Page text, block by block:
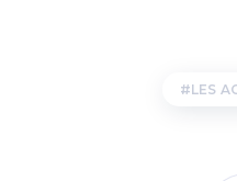
LES